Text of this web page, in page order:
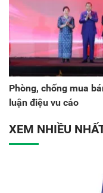
Phòng, chống mua
luận điệu vu cáo
XEM NHIỀU